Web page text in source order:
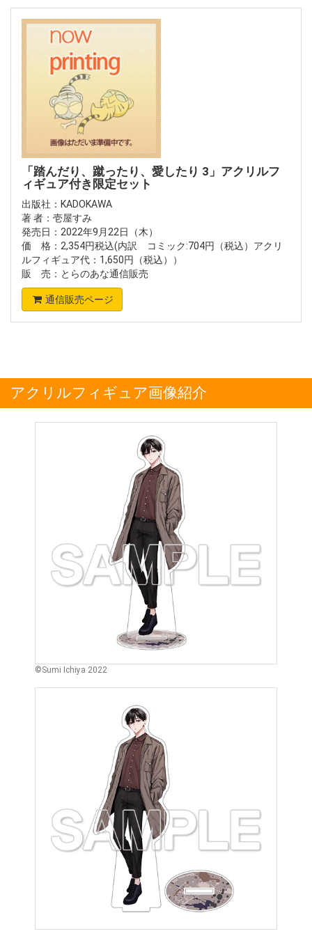
「踏んだり、蹴ったり、愛したり 3」アクリルフ
ィギュア付き限定セット
出版社：KADOKAWA
著 者：壱屋すみ
発売日：2022年9月22日（木）
価 格：2,354円税込(内訳 コミック:704円（税込）アクリ
ルフィギュア代：1,650円（税込））
販 売：とらのあな通信販売
通信販売ページ
アクリルフィギュア画像紹介
©Sumi Ichiya 2022